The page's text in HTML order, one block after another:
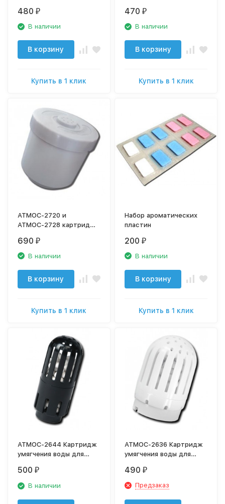
480 ₽
В наличии
В корзину
Купить в 1 клик
470 ₽
В наличии
В корзину
Купить в 1 клик
АТМОС-2720 и
АТМОС-2728 картридж
690 ₽
В наличии
В корзину
Купить в 1 клик
Набор ароматических
пластин
200 ₽
В наличии
В корзину
Купить в 1 клик
АТМОС-2644 Картридж
умягчения воды для
500 ₽
В наличии
АТМОС-2636 Картридж
умягчения воды для
490 ₽
Предзаказ